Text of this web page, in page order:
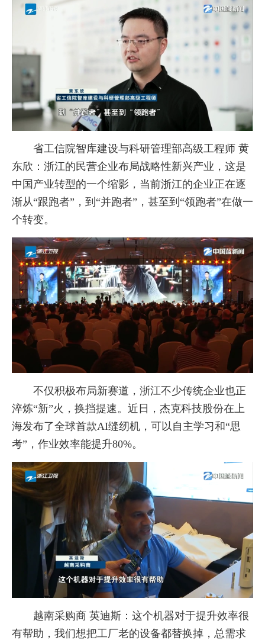
省工信院智库建设与科研管理部高级工程师 黄
东欣：浙江的民营企业布局战略性新兴产业，这是
中国产业转型的一个缩影，当前浙江的企业正在逐
渐从“跟跑者”，到“并跑者”，甚至到“领跑者”在做一
个转变。
不仅积极布局新赛道，浙江不少传统企业也正
淬炼“新”火，换挡提速。近日，杰克科技股份在上
海发布了全球首款AI缝纫机，可以自主学习和“思
考”，作业效率能提升80%。
越南采购商 英迪斯：这个机器对于提升效率很
有帮助，我们想把工厂老的设备都替换掉，总需求